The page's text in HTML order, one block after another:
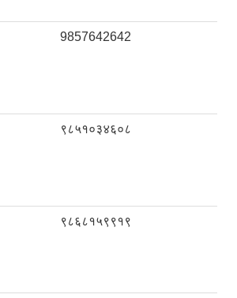
9857642642
९८५१०३४६०८
९८६८१५९९१९